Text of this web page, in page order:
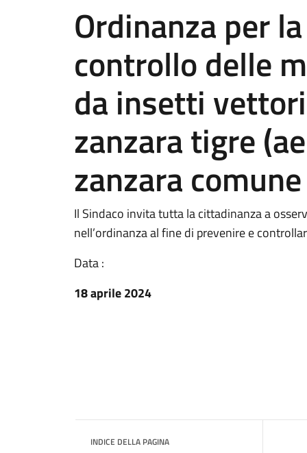
Ordinanza per
controllo delle
da insetti
zanzara tigre
zanzara
Il Sindaco invita tutta la cittadinanza a
nell’ordinanza al fine di prevenire e
Data :
18 aprile 2024
INDICE DELLA PAGINA